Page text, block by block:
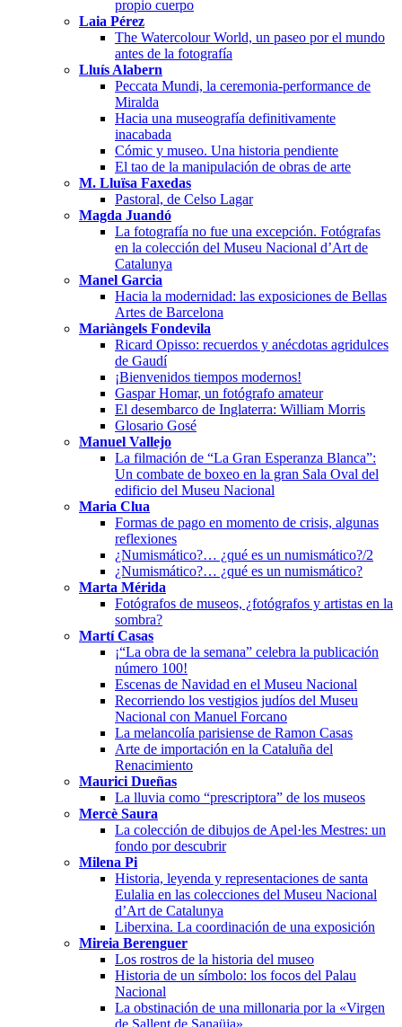
propio cuerpo
Laia Pérez
The Watercolour World, un paseo por el mundo
antes de la fotografía
Lluís Alabern
Peccata Mundi, la ceremonia-performance de
Miralda
Hacia una museografía definitivamente
inacabada
Cómic y museo. Una historia pendiente
El tao de la manipulación de obras de arte
M. Lluïsa Faxedas
Pastoral, de Celso Lagar
Magda Juandó
La fotografía no fue una excepción. Fotógrafas
en la colección del Museu Nacional d’Art de
Catalunya
Manel Garcia
Hacia la modernidad: las exposiciones de Bellas
Artes de Barcelona
Mariàngels Fondevila
Ricard Opisso: recuerdos y anécdotas agridulces
de Gaudí
¡Bienvenidos tiempos modernos!
Gaspar Homar, un fotógrafo amateur
El desembarco de Inglaterra: William Morris
Glosario Gosé
Manuel Vallejo
La filmación de “La Gran Esperanza Blanca”:
Un combate de boxeo en la gran Sala Oval del
edificio del Museu Nacional
Maria Clua
Formas de pago en momento de crisis, algunas
reflexiones
¿Numismático?… ¿qué es un numismático?/2
¿Numismático?… ¿qué es un numismático?
Marta Mérida
Fotógrafos de museos, ¿fotógrafos y artistas en la
sombra?
Martí Casas
¡“La obra de la semana” celebra la publicación
número 100!
Escenas de Navidad en el Museu Nacional
Recorriendo los vestigios judíos del Museu
Nacional con Manuel Forcano
La melancolía parisiense de Ramon Casas
Arte de importación en la Cataluña del
Renacimiento
Maurici Dueñas
La lluvia como “prescriptora” de los museos
Mercè Saura
La colección de dibujos de Apel·les Mestres: un
fondo por descubrir
Milena Pi
Historia, leyenda y representaciones de santa
Eulalia en las colecciones del Museu Nacional
d’Art de Catalunya
Liberxina. La coordinación de una exposición
Mireia Berenguer
Los rostros de la historia del museo
Historia de un símbolo: los focos del Palau
Nacional
La obstinación de una millonaria por la «Virgen
de Sallent de Sanaüja»